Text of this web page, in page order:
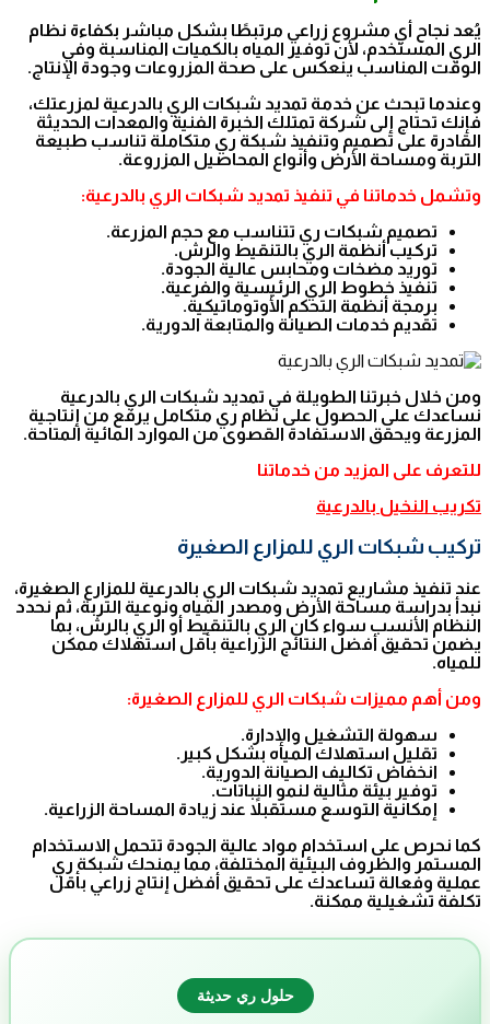
يُعد نجاح أي مشروع زراعي مرتبطًا بشكل مباشر بكفاءة نظام
الري المستخدم، لأن توفير المياه بالكميات المناسبة وفي
الوقت المناسب ينعكس على صحة المزروعات وجودة الإنتاج.
وعندما تبحث عن خدمة تمديد شبكات الري بالدرعية لمزرعتك،
فإنك تحتاج إلى شركة تمتلك الخبرة الفنية والمعدات الحديثة
القادرة على تصميم وتنفيذ شبكة ري متكاملة تناسب طبيعة
التربة ومساحة الأرض وأنواع المحاصيل المزروعة.
وتشمل خدماتنا في تنفيذ تمديد شبكات الري بالدرعية:
تصميم شبكات ري تتناسب مع حجم المزرعة.
تركيب أنظمة الري بالتنقيط والرش.
توريد مضخات ومحابس عالية الجودة.
تنفيذ خطوط الري الرئيسية والفرعية.
برمجة أنظمة التحكم الأوتوماتيكية.
تقديم خدمات الصيانة والمتابعة الدورية.
ومن خلال خبرتنا الطويلة في تمديد شبكات الري بالدرعية
نساعدك على الحصول على نظام ري متكامل يرفع من إنتاجية
المزرعة ويحقق الاستفادة القصوى من الموارد المائية المتاحة.
للتعرف على المزيد من خدماتنا
تكريب النخيل بالدرعية
تركيب شبكات الري للمزارع الصغيرة
عند تنفيذ مشاريع تمديد شبكات الري بالدرعية للمزارع الصغيرة،
نبدأ بدراسة مساحة الأرض ومصدر المياه ونوعية التربة، ثم نحدد
النظام الأنسب سواء كان الري بالتنقيط أو الري بالرش، بما
يضمن تحقيق أفضل النتائج الزراعية بأقل استهلاك ممكن
للمياه.
ومن أهم مميزات شبكات الري للمزارع الصغيرة:
سهولة التشغيل والإدارة.
تقليل استهلاك المياه بشكل كبير.
انخفاض تكاليف الصيانة الدورية.
توفير بيئة مثالية لنمو النباتات.
إمكانية التوسع مستقبلاً عند زيادة المساحة الزراعية.
كما نحرص على استخدام مواد عالية الجودة تتحمل الاستخدام
المستمر والظروف البيئية المختلفة، مما يمنحك شبكة ري
عملية وفعالة تساعدك على تحقيق أفضل إنتاج زراعي بأقل
تكلفة تشغيلية ممكنة.
حلول ري حديثة